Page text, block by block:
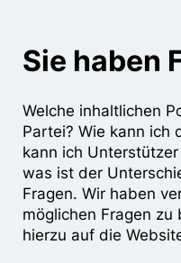
Sie haben
Welche inhaltlichen
Partei? Wie kann ich
kann ich
was ist der
Fragen. Wir haben
möglichen Fragen
hierzu auf die